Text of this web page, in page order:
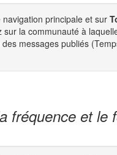
principale et sur
la communauté à
messages publiés
fréquence et le